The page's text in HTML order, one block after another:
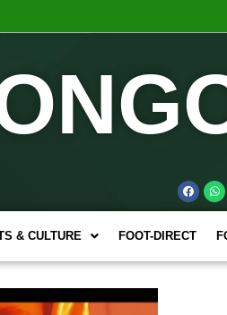
& CULTURE FOOT-DIRECT